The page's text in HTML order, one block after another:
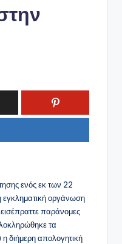
ενός εκ των 22
εγκληματική οργάνωση
παράνομες
τα
διήμερη απολογητική